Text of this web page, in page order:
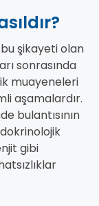
bu şikayeti olan
sonrasında
muayeneleri
aşamalardır.
bulantısının
gibi